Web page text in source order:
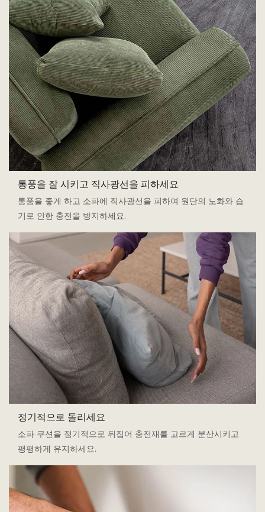
통풍을 잘 시키고 직사광선을 피하세요
통풍을 좋게 하고 소파에 직사광선을 피하여 원단의 노화와 습
기로 인한 충전을 방지하세요.
정기적으로 돌리세요
소파 쿠션을 정기적으로 뒤집어 충전재를 고르게 분산시키고
평평하게 유지하세요.